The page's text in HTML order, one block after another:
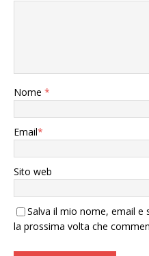
Nome *
Email*
Sito web
Salva il mio nome, email
la prossima volta che